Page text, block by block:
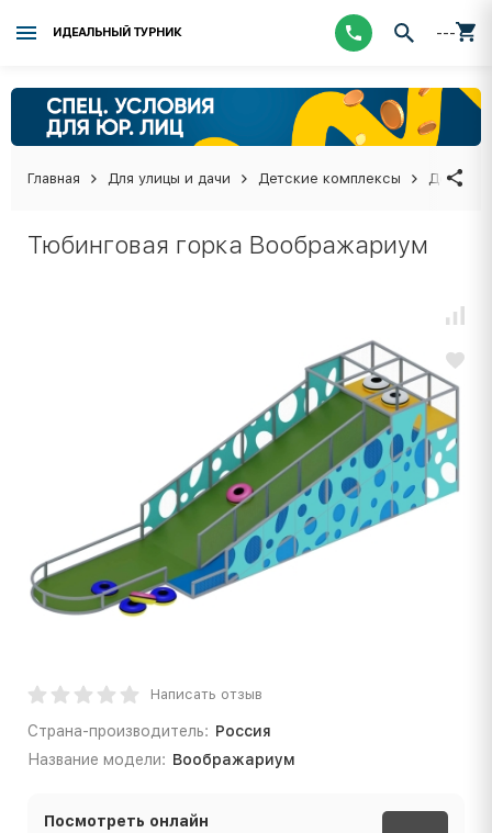
ИДЕАЛЬНЫЙ ТУРНИК ---
Главная Для улицы и дачи Детские комплексы
Тюбинговая горка Воображариум
Написать отзыв
Страна-производитель: Россия
Название модели: Воображариум
Посмотреть онлайн